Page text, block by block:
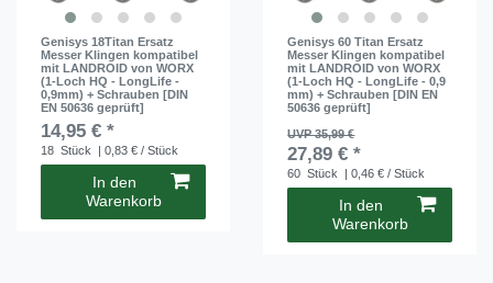
Genisys 18Titan Ersatz
Messer Klingen kompatibel
mit LANDROID von WORX
(1-Loch HQ - LongLife -
0,9mm) + Schrauben [DIN
EN 50636 geprüft]
14,95 € *
18 Stück | 0,83 € / Stück
In den
Warenkorb
Genisys 60 Titan Ersatz
Messer Klingen kompatibel
mit LANDROID von WORX
(1-Loch HQ - LongLife - 0,9
mm) + Schrauben [DIN EN
50636 geprüft]
UVP 35,99 €
27,89 € *
60 Stück | 0,46 € / Stück
In den
Warenkorb